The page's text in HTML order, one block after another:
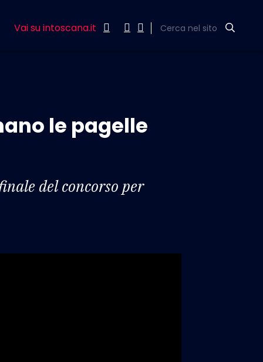
Vai su intoscana.it Cerca nel sito
le pagelle
del concorso per